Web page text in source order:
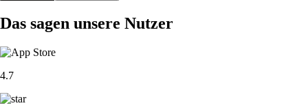
Das sagen unsere Nutzer
4.7